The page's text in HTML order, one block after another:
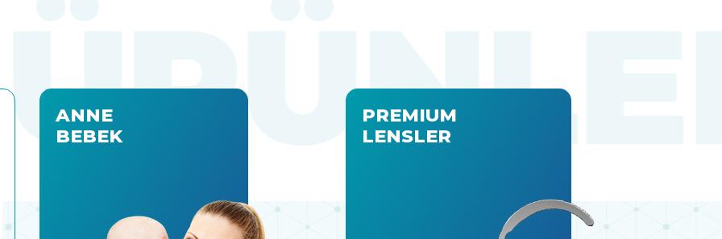
ANNE
BEBEK
PREMIUM
LENSLER